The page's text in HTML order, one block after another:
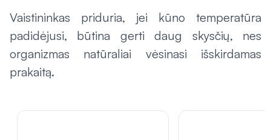
Vaistininkas priduria, jei kūno temperatūra
padidėjusi, būtina gerti daug skysčių, nes
organizmas natūraliai vėsinasi išskirdamas
prakaitą.